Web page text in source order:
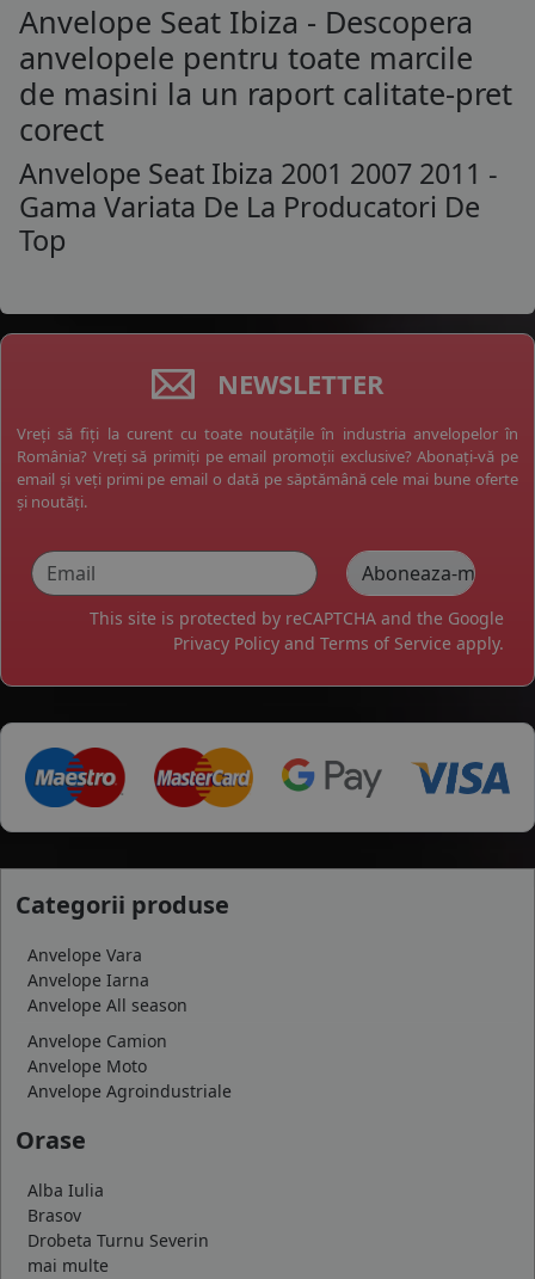
Anvelope Seat Ibiza - Descopera
anvelopele pentru toate marcile
de masini la un raport calitate-pret
corect
Anvelope Seat Ibiza 2001 2007 2011 -
Gama Variata De La Producatori De
Top
NEWSLETTER
Vreți să fiți la curent cu toate noutățile în industria anvelopelor în
România? Vreți să primiți pe email promoții exclusive? Abonați-vă pe
email și veți primi pe email o dată pe săptămână cele mai bune oferte
și noutăți.
This site is protected by reCAPTCHA and the Google
Privacy Policy and Terms of Service apply.
Categorii produse
Anvelope Vara
Anvelope Iarna
Anvelope All season
Anvelope Camion
Anvelope Moto
Anvelope Agroindustriale
Orase
Alba Iulia
Brasov
Drobeta Turnu Severin
mai multe